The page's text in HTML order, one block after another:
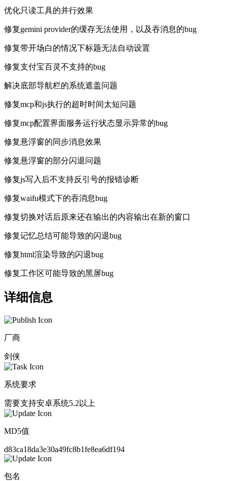
优化只读工具的并行效果
修复gemini provider的缓存无法使用，以及吞消息的bug
修复带开场白的情况下标题无法自动设置
修复支付宝百灵不支持的bug
解决底部导航栏的系统遮盖问题
修复mcp和js执行的超时时间太短问题
修复mcp配置界面服务运行状态显示异常的bug
修复悬浮窗的同步消息效果
修复悬浮窗的部分闪退问题
修复js写入后不支持反引号的报错诊断
修复waifu模式下的吞消息bug
修复切换对话后原来还在输出的内容输出在新的窗口
修复记忆总结可能导致的闪退bug
修复html渲染导致的闪退bug
修复工作区可能导致的黑屏bug
详细信息
厂商
剑侠
系统要求
需要支持安卓系统5.2以上
MD5值
d83ca18da3e30a49fc8b1fe8ea6df194
包名